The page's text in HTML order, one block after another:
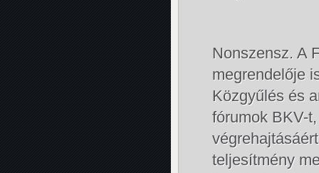
Nonszensz. A
megrendelője
Közgyűlés és
fórumok BKV-
teljesítmény